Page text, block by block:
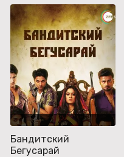
Бандитский
Бегусарай